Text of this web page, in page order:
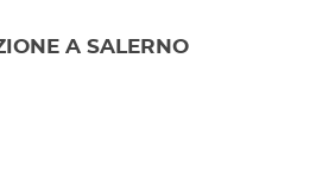
A SALERNO